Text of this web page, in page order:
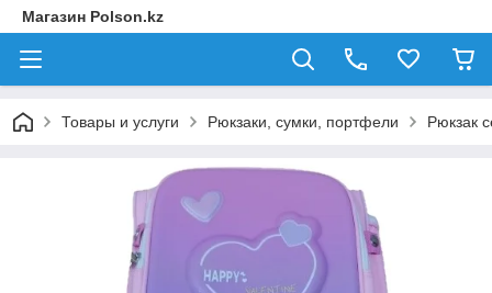
Магазин Polson.kz
Товары и услуги Рюкзаки, сумки, портфели Рюкзак